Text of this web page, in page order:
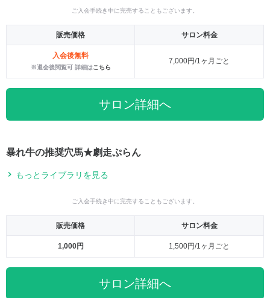
ご入会手続き中に完売することもございます。
販売価格 サロン料金
入会後無料
※退会後閲覧可 詳細はこちら
7,000円/1ヶ月ごと
サロン詳細へ
暴れ牛の推奨穴馬★劇走ぷらん
もっとライブラリを見る
ご入会手続き中に完売することもございます。
販売価格 サロン料金
1,000円 1,500円/1ヶ月ごと
サロン詳細へ